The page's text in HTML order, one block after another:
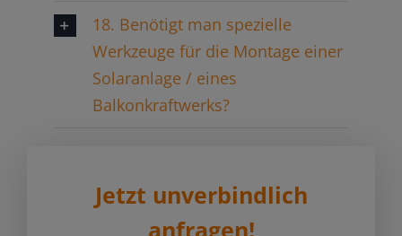
18. Benötigt man spezielle
Werkzeuge für die Montage einer
Solaranlage / eines
Balkonkraftwerks?
Jetzt unverbindlich
anfragen!